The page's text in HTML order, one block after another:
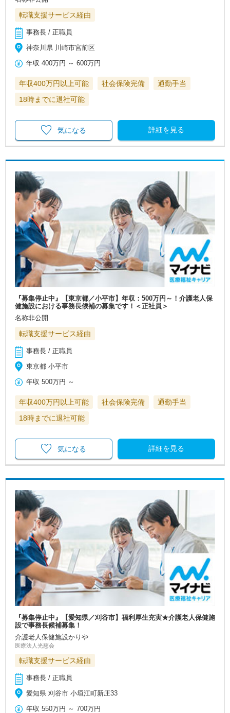
転職支援サービス経由
事務長 / 正職員
神奈川県 川崎市宮前区
年収 400万円 ～600万円
年収400万円以上可能 社会保険完備
通勤手当
18時までに退社可能
詳細を見る
気になる
『募集停止中』【東京都／小平市】年収：500万円～！介護老人保
健施設における事務長候補の募集です！＜正社員＞
名称非公開
転職支援サービス経由
事務長 / 正職員
東京都 小平市
年収 500万円 ～
年収400万円以上可能 社会保険完備
通勤手当
18時までに退社可能
詳細を見る
気になる
『募集停止中』【愛知県／刈谷市】福利厚生充実★介護老人保健施
設で事務長候補募集！
介護老人保健施設かりや
医療法人光慈会
転職支援サービス経由
事務長 / 正職員
愛知県 刈谷市 小垣江町新庄33
年収 550万円 ～700万円